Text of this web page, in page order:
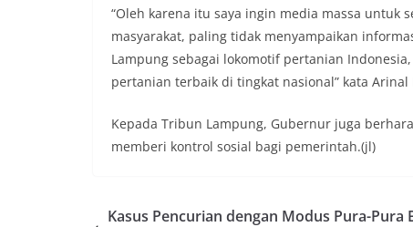
“Oleh karena itu saya ingin media massa untuk
masyarakat, paling tidak menyampaikan
Lampung sebagai lokomotif pertanian
pertanian terbaik di tingkat nasional” kata Arinal
Kepada Tribun Lampung, Gubernur juga
memberi kontrol sosial bagi pemerintah.(jl)
Kasus Pencurian dengan Modus Pura-Pura